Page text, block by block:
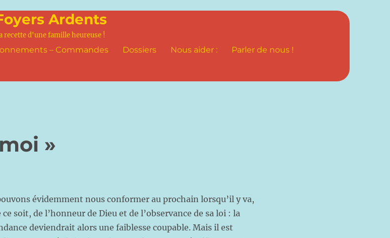
Ardents
recette d'une famille heureuse !
– Commandes Dossiers Nous aider : Parler de nous !
»
évidemment nous conformer au prochain lorsqu’il y va,
ce soit, de l’honneur de Dieu et de l’observance de sa loi : la
deviendrait alors une faiblesse coupable. Mais il est